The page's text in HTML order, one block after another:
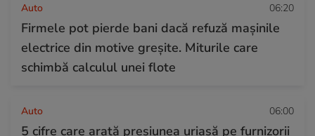
Auto 06:20
Firmele pot pierde bani dacă refuză mașinile
electrice din motive greșite. Miturile care
schimbă calculul unei flote
Auto 06:00
5 cifre care arată presiunea uriașă pe furnizorii